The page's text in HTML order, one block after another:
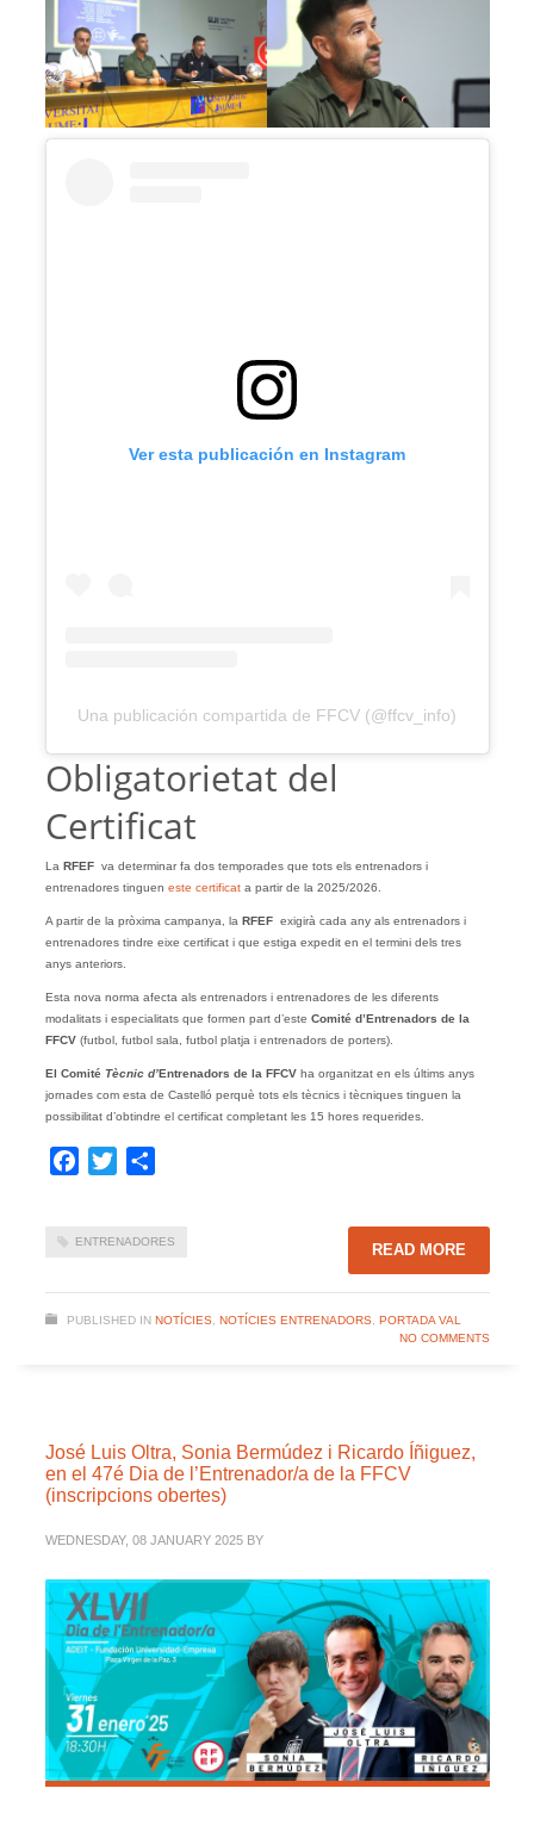
Ver esta publicación en Instagram
Una publicación compartida de FFCV (@ffcv_info)
Obligatorietat del
Certificat
La RFEFva determinar fa dos temporades que tots els entrenadors i
entrenadores tinguen este certificata partir de la 2025/2026.
A partir de la pròxima campanya, la RFEFexigirà cada any als entrenadors i
entrenadores tindre eixe certificat i que estiga expedit en el termini dels tres
anys anteriors.
Esta nova norma afecta als entrenadors i entrenadores de les diferents
modalitats i especialitats que formen part d’este Comité d’Entrenadors de la
FFCV(futbol, futbol sala, futbol platja i entrenadors de porters).
El Comité Tècnic d’Entrenadors de la FFCVha organitzat en els últims anys
jornades com esta de Castelló perquè tots els tècnics i tècniques tinguen la
possibilitat d’obtindre el certificat completant les 15 hores requerides.
Facebook
Twitter
ENTRENADORES READ MORE
PUBLISHED IN NOTÍCIES, NOTÍCIES ENTRENADORS, PORTADA VAL
NO COMMENTS
José Luis Oltra, Sonia Bermúdez i Ricardo Íñiguez,
en el 47é Dia de l’Entrenador/a de la FFCV
(inscripcions obertes)
WEDNESDAY, 08 JANUARY 2025 BY